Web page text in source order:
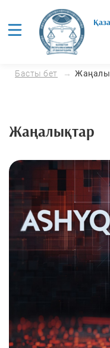
Басты бет
Жаңалықтар